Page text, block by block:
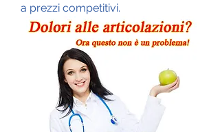
a prezzi competitivi.